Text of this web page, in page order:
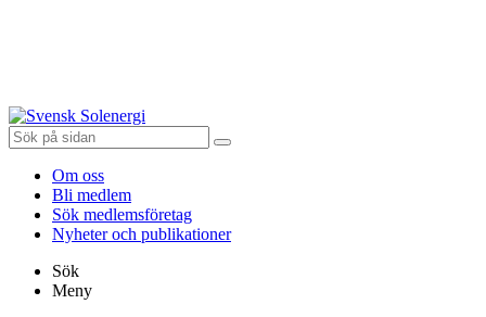
Om oss
Bli medlem
Sök medlemsföretag
Nyheter och publikationer
Sök
Meny